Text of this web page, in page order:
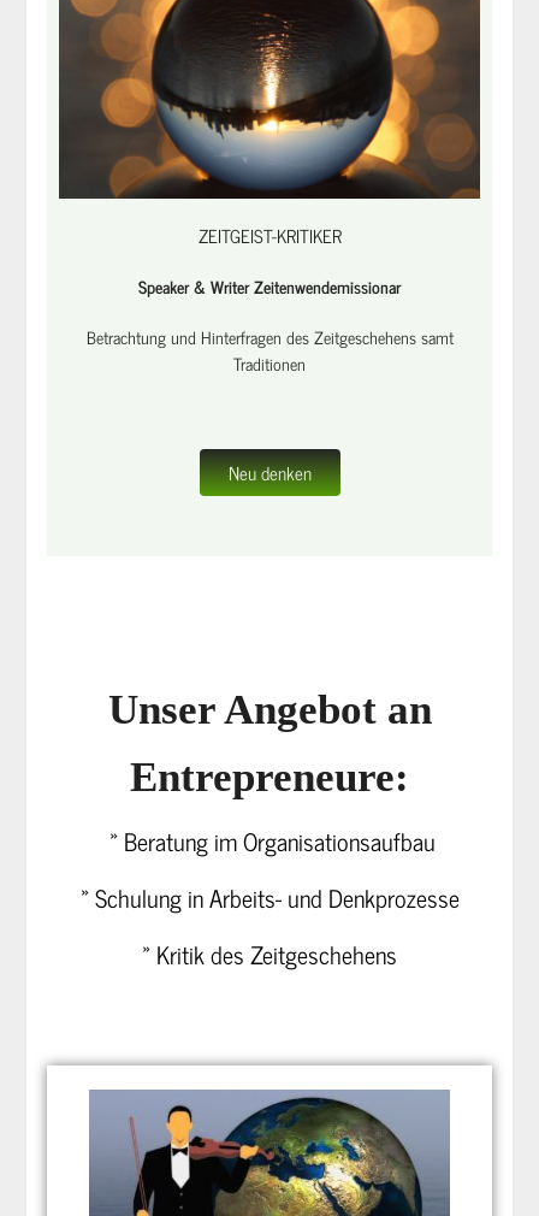
ZEITGEIST-KRITIKER
Speaker & Writer Zeitenwendemissionar
Betrachtung und Hinterfragen des Zeitgeschehens samt
Traditionen
Neu denken
Unser Angebot an
Entrepreneure:
» Beratung im Organisationsaufbau
» Schulung in Arbeits- und Denkprozesse
» Kritik des Zeitgeschehens